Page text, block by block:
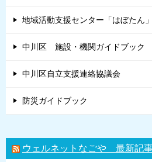
地域活動支援センター「はぼたん」
中川区 施設・機関ガイドブック
中川区自立支援連絡協議会
防災ガイドブック
ウェルネットなごや 最新記